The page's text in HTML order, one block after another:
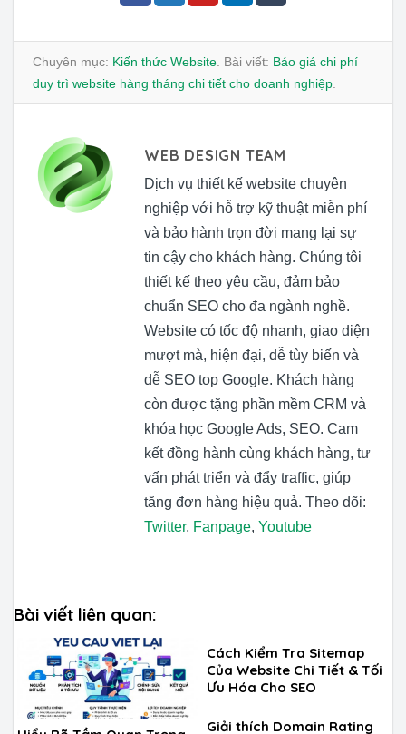
Chuyên mục: Kiến thức Website . Bài viết: Báo giá chi phí
duy trì website hàng tháng chi tiết cho doanh nghiệp
WEB DESIGN TEAM
Dịch vụ thiết kế website chuyên
nghiệp với hỗ trợ kỹ thuật miễn phí
và bảo hành trọn đời mang lại sự
tin cậy cho khách hàng. Chúng tôi
thiết kế theo yêu cầu, đảm bảo
chuẩn SEO cho đa ngành nghề.
Website có tốc độ nhanh, giao diện
mượt mà, hiện đại, dễ tùy biến và
dễ SEO top Google. Khách hàng
còn được tặng phần mềm CRM và
khóa học Google Ads, SEO. Cam
kết đồng hành cùng khách hàng, tư
vấn phát triển và đẩy traffic, giúp
tăng đơn hàng hiệu quả. Theo dõi:
Twitter, Fanpage, Youtube
Bài viết liên quan:
Cách Kiểm Tra Sitemap
Của Website Chi Tiết & Tối
Ưu Hóa Cho SEO
Giải thích Domain Rating